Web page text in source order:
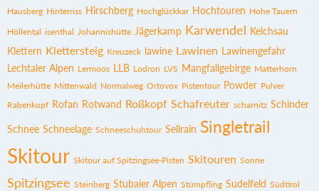
Hausberg Hinterriss Hirschberg Hochglückkar Hochtouren Hohe Tauern
Höllental isenthal Johannishütte Jägerkamp Karwendel Kelchsau
Klettern Klettersteig Kreuzeck lawine Lawinen Lawinengefahr
Lechtaler Alpen Lermoos LLB Lodron LVS Mangfallgebirge Matterhorn
Meilerhütte Mittenwald Normalweg Ortovox Pistentour Powder Pulver
Rabenkopf Rofan Rotwand Roßkopf Schafreuter scharnitz Schinder
Schnee Schneelage Schneeschuhtour Sellrain Singletrail
Skitour Skitour auf Spitzingsee-Pisten Skitouren Sonne
Spitzingsee Steinberg Stubaier Alpen Stümpfling Sudelfeld Südtirol